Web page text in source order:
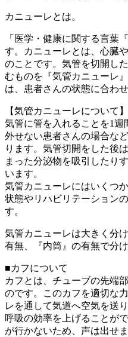
カニューレとは。
「医学・健康に関する言葉
す。カニューレとは、心臓
のことです。気管を切開し
むものを『気管カニューレ
は、患者さんの状態に合わ
【気管カニューレについて】
気管に管を入れることを1
外せない患者さんの場合な
ります。気管切開をした後
まった分泌物を吸引したり
います。
気管カニューレにはいくつ
状態やリハビリテーション
す。
気管カニューレは大きく分
有無、『内筒』の有無で分け
■カフについて
カフとは、チューブの先端
のです。このカフを適切な
レを通して気道へ空気を送
呼吸の効率を上げることが
が行かないため、声は出せ